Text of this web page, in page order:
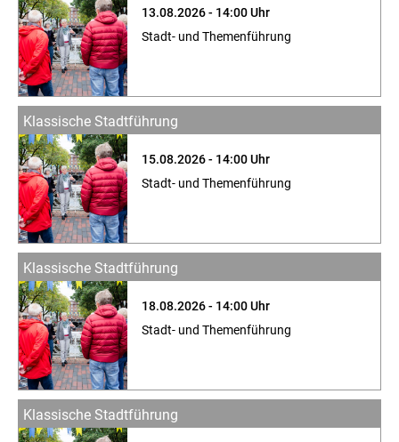
13.08.2026 - 14:00 Uhr
Stadt- und Themenführung
Klassische Stadtführung
15.08.2026 - 14:00 Uhr
Stadt- und Themenführung
Klassische Stadtführung
18.08.2026 - 14:00 Uhr
Stadt- und Themenführung
Klassische Stadtführung